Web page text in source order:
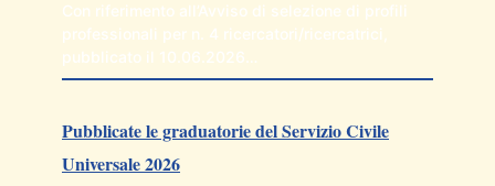
Con riferimento all’Avviso di selezione di profili
professionali per n. 4 ricercatori/ricercatrici,
pubblicato il 10.06.2026…
Pubblicate le graduatorie del Servizio Civile
Universale 2026